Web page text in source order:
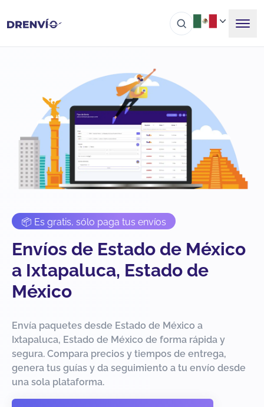
📦 Es gratis, sólo paga tus envíos
Envíos de Estado de México
a Ixtapaluca, Estado de
México
Envía paquetes desde Estado de México a
Ixtapaluca, Estado de México de forma rápida y
segura. Compara precios y tiempos de entrega,
genera tus guías y da seguimiento a tu envío desde
una sola plataforma.